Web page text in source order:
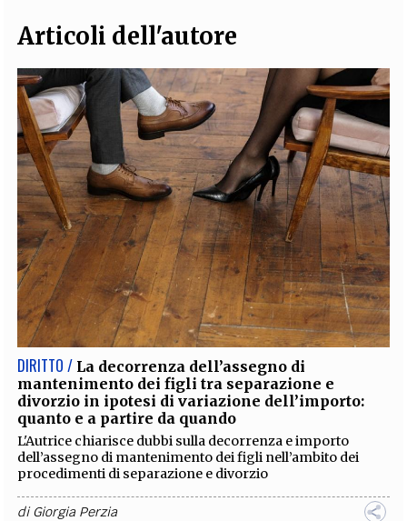
Articoli dell'autore
DIRITTO / La decorrenza dell’assegno di
mantenimento dei figli tra separazione e
divorzio in ipotesi di variazione dell’importo:
quanto e a partire da quando
L'Autrice chiarisce dubbi sulla decorrenza e importo
dell’assegno di mantenimento dei figli nell’ambito dei
procedimenti di separazione e divorzio
diGiorgia Perzia